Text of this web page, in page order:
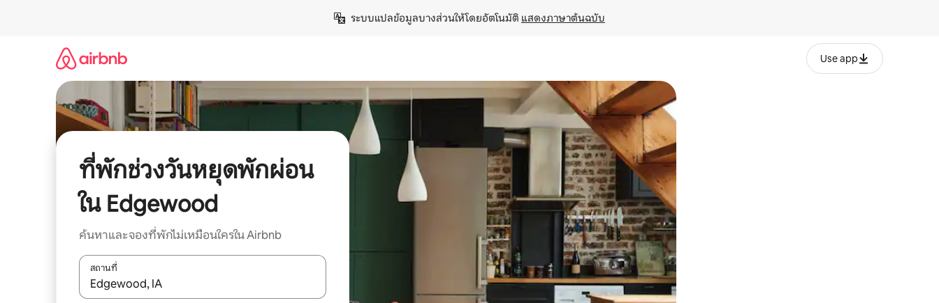
ระบบแปลข้อมูลบางส่วนให้โดยอัตโนมัติ แสดงภาษาต้นฉบับ
Use app
ที่พักช่วงวันหยุดพักผ่อน
ใน Edgewood
ค้นหาและจองที่พักไม่เหมือนใครใน Airbnb
สถานที่
ใช้ลูกศรขึ้นลง หรือใช้การสัมผัสหรือปัด เพื่อสำรวจผลการค้นหา